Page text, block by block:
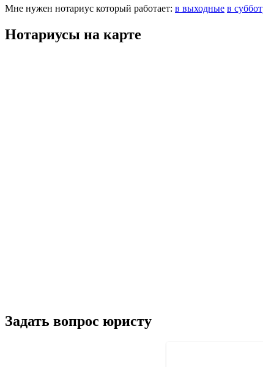
Мне нужен нотариус который работает: в выходные в
Нотариусы на карте
Задать вопрос юристу